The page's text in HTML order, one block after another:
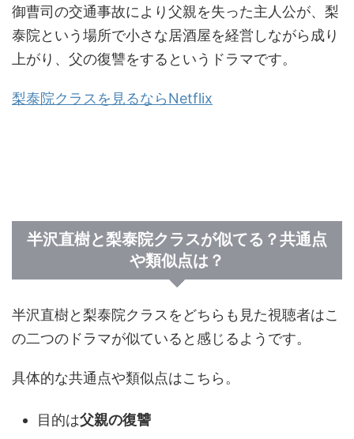
御曹司の交通事故により父親を失った主人公が、梨
泰院という場所で小さな居酒屋を経営しながら成り
上がり、父の復讐をするというドラマです。
梨泰院クラスを見るならNetflix
半沢直樹と梨泰院クラスが似てる？共通点
や類似点は？
半沢直樹と梨泰院クラスをどちらも見た視聴者はこ
の二つのドラマが似ていると感じるようです。
具体的な共通点や類似点はこちら。
目的は父親の復讐